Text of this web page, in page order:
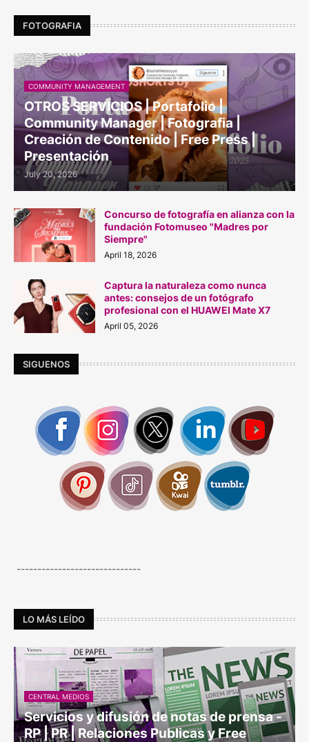
FOTOGRAFIA
COMMUNITY MANAGEMENT
OTROS SERVICIOS | Portafolio |
Community Manager | Fotografia |
Creación de Contenido | Free Press |
Presentación
July 20, 2026
Concurso de fotografía en alianza con la
fundación Fotomuseo "Madres por
Siempre"
April 18, 2026
Captura la naturaleza como nunca
antes: consejos de un fotógrafo
profesional con el HUAWEI Mate X7
April 05, 2026
SIGUENOS
------------------------------
LO MÁS LEÍDO
CENTRAL MEDIOS
Servicios y difusión de notas de prensa -
RP | PR | Relaciones Publicas y Free